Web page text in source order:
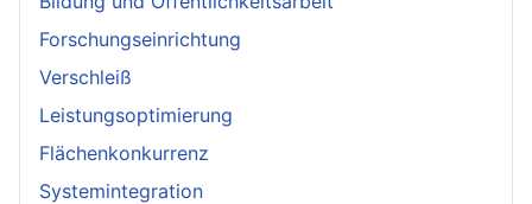
Forschungseinrichtung
Verschleiß
Leistungsoptimierung
Flächenkonkurrenz
Systemintegration